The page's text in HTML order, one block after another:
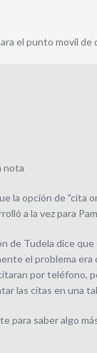
el punto movil
nota
la opción de "cita
a la vez para
de Tudela dice
el problema
por teléfono,
las citas en una
para saber algo